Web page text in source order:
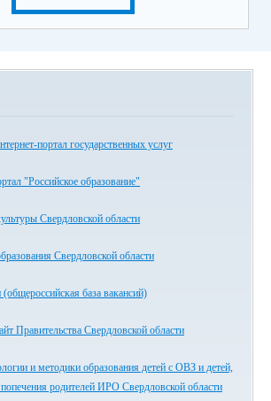
портал государственных услуг
"Российское образование"
Свердловской области
Свердловской области
база вакансий)
Правительства Свердловской области
и методики образования детей с ОВЗ и детей,
родителей ИРО Свердловской области